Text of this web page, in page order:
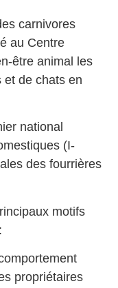
carnivores
au Centre
être animal les
et de chats en
national
(I-
des fourrières
motifs
propriétaires